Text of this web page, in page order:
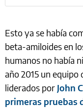
Esto ya se había
beta-amiloides en
humanos no había
año 2015 un
liderados por John
primeras pruebas